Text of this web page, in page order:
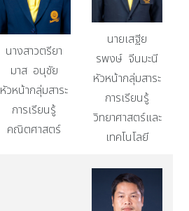
นางสาวตรียา
มาส อนุชัย
หัวหน้ากลุ่มสาระ
การเรียนรู้
คณิตศาสตร์
นายเสฐีย
รพงษ์ จีนมะนี
หัวหน้ากลุ่มสาระ
การเรียนรู้
วิทยาศาสตร์และ
เทคโนโลยี